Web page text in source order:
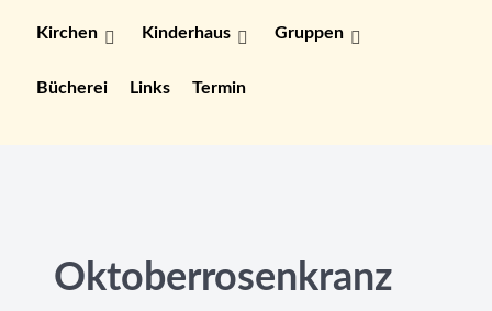
Kirchen Kinderhaus Gruppen
Bücherei Links Termin
Oktoberrosenkranz